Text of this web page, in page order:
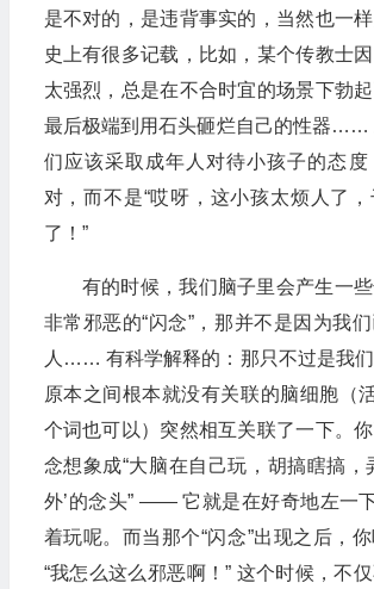
是不对的，是违背事实的，当然也一
史上有很多记载，比如，某个传教士
太强烈，总是在不合时宜的场景下勃起
最后极端到用石头砸烂自己的性器……
们应该采取成年人对待小孩子的态度
对，而不是“哎呀，这小孩太烦人了
了！”
有的时候，我们脑子里会产生一
非常邪恶的“闪念”，那并不是因为我
人…… 有科学解释的：那只不过是我
原本之间根本就没有关联的脑细胞（
个词也可以）突然相互关联了一下。
念想象成“大脑在自己玩，胡搞瞎搞，
外’的念头” —— 它就是在好奇地左一
着玩呢。而当那个“闪念”出现之后，你
“我怎么这么邪恶啊！” 这个时候，不